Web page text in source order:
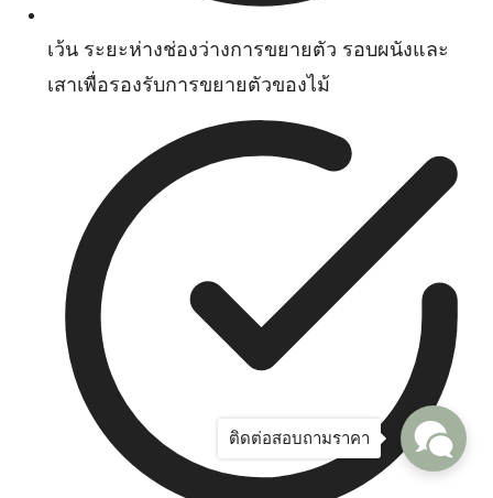
เว้น ระยะห่างช่องว่างการขยายตัว รอบผนังและ
เสาเพื่อรองรับการขยายตัวของไม้
ติดต่อสอบถามราคา